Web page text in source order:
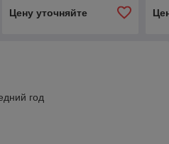
Цену уточняйте
год